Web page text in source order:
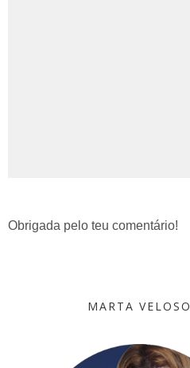
Obrigada pelo teu comentário!
MARTA VELOSO